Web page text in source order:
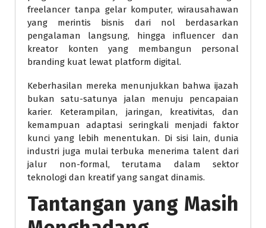
freelancer tanpa gelar komputer, wirausahawan
yang merintis bisnis dari nol berdasarkan
pengalaman langsung, hingga influencer dan
kreator konten yang membangun personal
branding kuat lewat platform digital.
Keberhasilan mereka menunjukkan bahwa ijazah
bukan satu-satunya jalan menuju pencapaian
karier. Keterampilan, jaringan, kreativitas, dan
kemampuan adaptasi seringkali menjadi faktor
kunci yang lebih menentukan. Di sisi lain, dunia
industri juga mulai terbuka menerima talent dari
jalur non-formal, terutama dalam sektor
teknologi dan kreatif yang sangat dinamis.
Tantangan yang Masih